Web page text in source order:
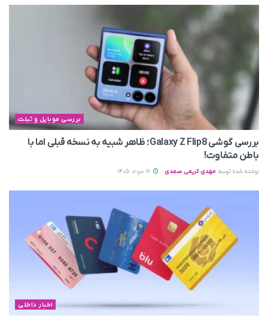
بررسی موبایل و تبلت
بررسی گوشی Galaxy Z Flip8؛ ظاهر شبیه به نسخه قبلی اما با
باطن متفاوت!
نوشته شده توسط مهدی کریمی صمدی
اخبار داخلی